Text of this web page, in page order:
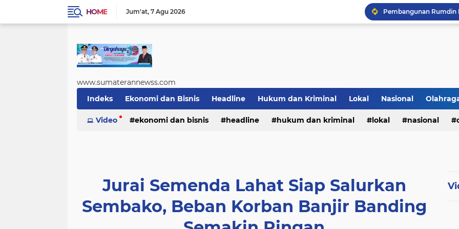
HOME Jum'at 7 Agu 2026
PWI Jambi Apresiasi
Hadapi Musim
Selamar Hut RI Ke 81
www.sumaterannewss.com
Indeks
Ekonomi dan Bisnis Headline Hukum dan Kriminal Lokal Nasional
Sosial dan Budaya Sumsel Update
Video ekonomi dan bisnis headline hukum dan kriminal lokal nasional
Jurai Semenda Lahat Siap Salurkan
Sembako, Beban Korban Banjir Banding